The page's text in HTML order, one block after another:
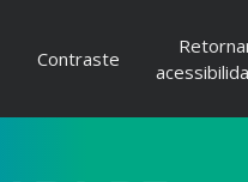
Contraste